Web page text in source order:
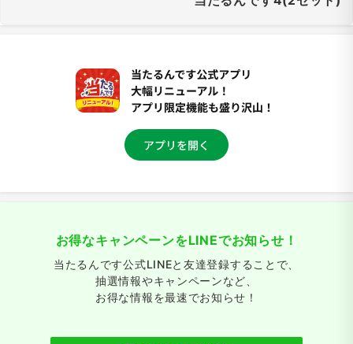
お得なキャンペーンをLINEでお知らせ！
当たるんです公式LINEと友達登録することで、
抽選情報やキャンペーンなど、
お得な情報を最速でお知らせ！